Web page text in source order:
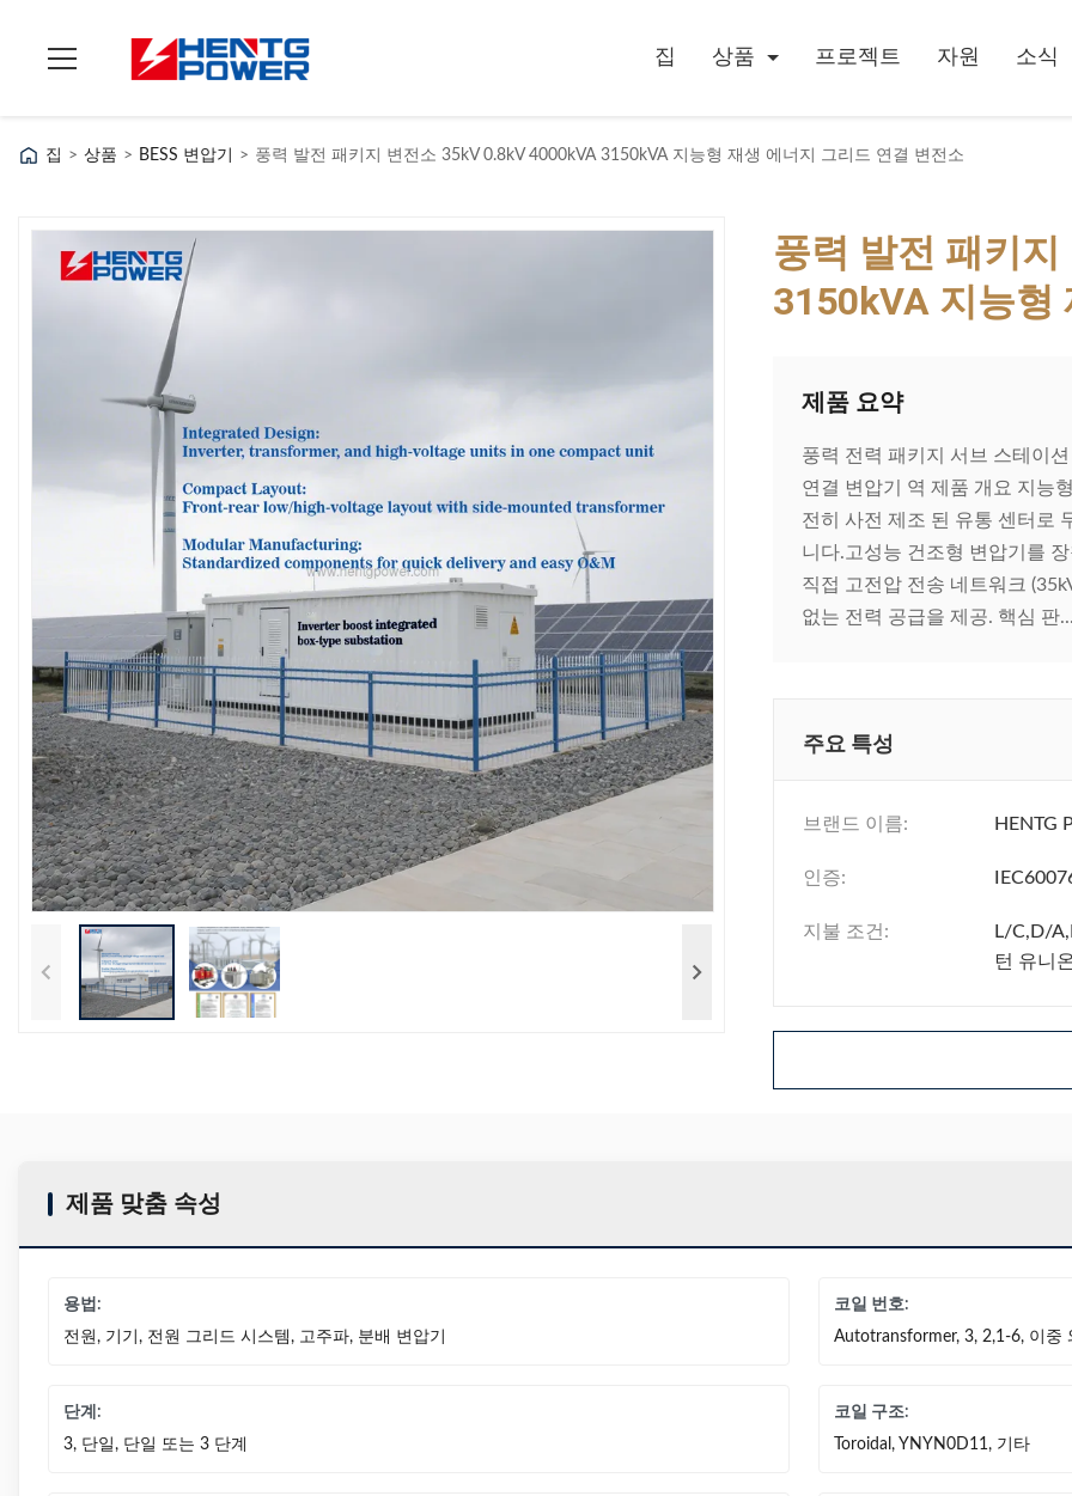
집 상품 프로젝트 자원 소식
집 > 상품 > BESS 변압기 > 풍력 발전 패키지 변전소 35kV 0.8kV 4000kVA 3150kVA 지능형 재생 에너지 그리드 연결 변전소
풍력 발전 패키
3150kVA 지능형
제품 요약
풍력 전력 패키지 서브 스테이
연결 변압기 역 제품 개요 지능
전히 사전 제조 된 유통 센터로
니다.고성능 건조형 변압기를
직접 고전압 전송 네트워크
없는 전력 공급을 제공. 핵심 판...
주요 특성
브랜드 이름: HENTG
인증:
지불 조건:
L/C,D/
턴 유니
제품 맞춤 속성
용법:
전원, 기기, 전원 그리드 시스템, 고주파, 분배 변압기
코일 번호:
Autotransformer, 3, 2,1-6, 이중
단계:
3, 단일, 단일 또는 3 단계
코일 구조:
Toroidal, YNYN0D11, 기타